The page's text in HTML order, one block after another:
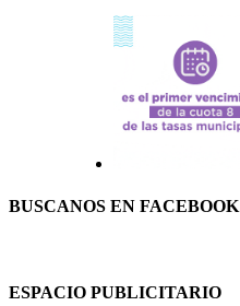
BUSCANOS EN FACEBOOK
ESPACIO PUBLICITARIO